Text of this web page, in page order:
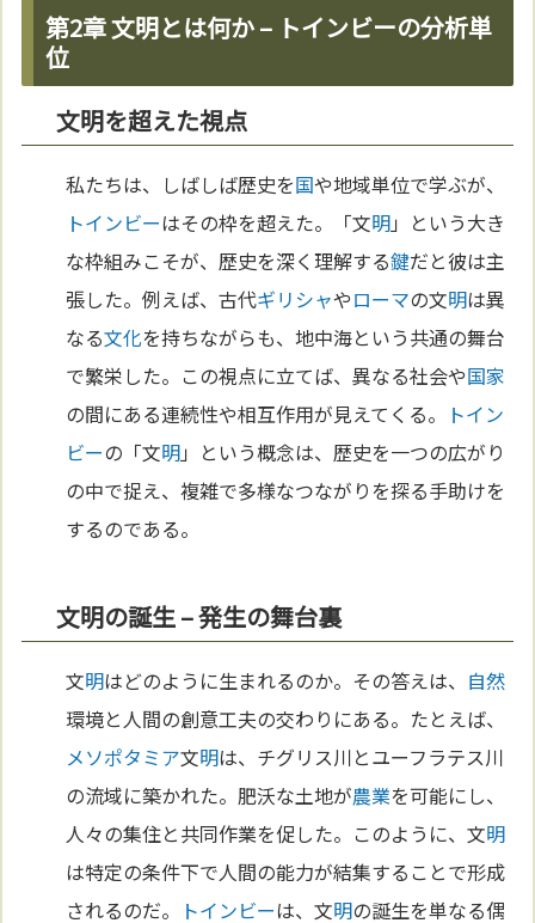
第2章 文明とは何か – トインビーの分析単
位
文明を超えた視点
私たちは、しばしば歴史を国や地域単位で学ぶが、
トインビーはその枠を超えた。「文明」という大き
な枠組みこそが、歴史を深く理解する鍵だと彼は主
張した。例えば、古代ギリシャやローマの文明は異
なる文化を持ちながらも、地中海という共通の舞台
で繁栄した。この視点に立てば、異なる社会や国家
の間にある連続性や相互作用が見えてくる。
トイン
ビーの「文明」という概念は、歴史を一つの広がり
の中で捉え、複雑で多様なつながりを探る手助けを
するのである。
文明の誕生 – 発生の舞台裏
文明はどのように生まれるのか。その答えは、 自然
環境と人間の創意工夫の交わりにある。たとえば、
メソポタミア文明は、チグリス川とユーフラテス川
の流域に築かれた。肥沃な土地が農業を可能にし、
人々の集住と共同作業を促した。このように、文明
は特定の条件下で人間の能力が結集することで形成
されるのだ。
トインビーは、文明の誕生を単なる偶